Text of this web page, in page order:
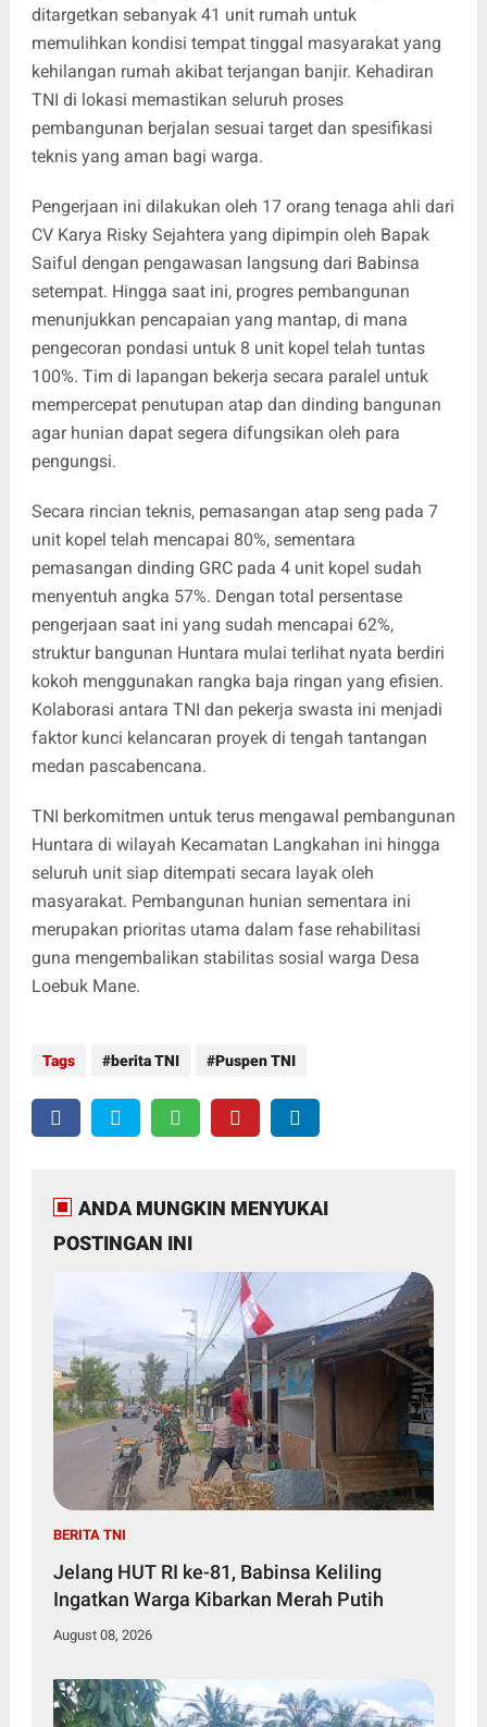
ditargetkan sebanyak 41 unit rumah untuk
memulihkan kondisi tempat tinggal masyarakat yang
kehilangan rumah akibat terjangan banjir. Kehadiran
TNI di lokasi memastikan seluruh proses
pembangunan berjalan sesuai target dan spesifikasi
teknis yang aman bagi warga.
Pengerjaan ini dilakukan oleh 17 orang tenaga ahli dari
CV Karya Risky Sejahtera yang dipimpin oleh Bapak
Saiful dengan pengawasan langsung dari Babinsa
setempat. Hingga saat ini, progres pembangunan
menunjukkan pencapaian yang mantap, di mana
pengecoran pondasi untuk 8 unit kopel telah tuntas
100%. Tim di lapangan bekerja secara paralel untuk
mempercepat penutupan atap dan dinding bangunan
agar hunian dapat segera difungsikan oleh para
pengungsi.
Secara rincian teknis, pemasangan atap seng pada 7
unit kopel telah mencapai 80%, sementara
pemasangan dinding GRC pada 4 unit kopel sudah
menyentuh angka 57%. Dengan total persentase
pengerjaan saat ini yang sudah mencapai 62%,
struktur bangunan Huntara mulai terlihat nyata berdiri
kokoh menggunakan rangka baja ringan yang efisien.
Kolaborasi antara TNI dan pekerja swasta ini menjadi
faktor kunci kelancaran proyek di tengah tantangan
medan pascabencana.
TNI berkomitmen untuk terus mengawal pembangunan
Huntara di wilayah Kecamatan Langkahan ini hingga
seluruh unit siap ditempati secara layak oleh
masyarakat. Pembangunan hunian sementara ini
merupakan prioritas utama dalam fase rehabilitasi
guna mengembalikan stabilitas sosial warga Desa
Loebuk Mane.
Tags berita TNI Puspen TNI
ANDA MUNGKIN MENYUKAI
POSTINGAN INI
BERITA TNI
Jelang HUT RI ke-81, Babinsa Keliling
Ingatkan Warga Kibarkan Merah Putih
August 08, 2026